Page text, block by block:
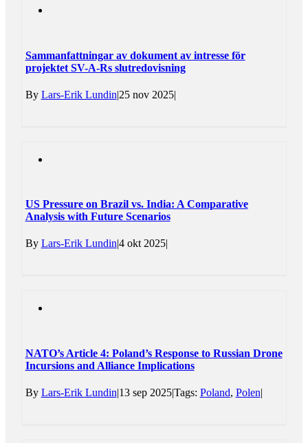
Sammanfattningar av dokument av intresse för
projektet SV-A-Rs slutredovisning
By Lars-Erik Lundin|25 nov 2025|
US Pressure on Brazil vs. India: A Comparative
Analysis with Future Scenarios
By Lars-Erik Lundin|4 okt 2025|
NATO’s Article 4: Poland’s Response to Russian Drone
Incursions and Alliance Implications
By Lars-Erik Lundin|13 sep 2025|Tags: Poland, Polen|